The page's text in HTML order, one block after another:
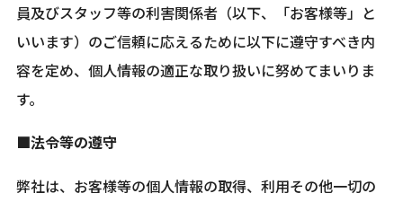
員及びスタッフ等の利害関係者（以下、「お客様等」と
いいます）のご信頼に応えるために以下に遵守すべき内
容を定め、個人情報の適正な取り扱いに努めてまいりま
す。
■法令等の遵守
弊社は、お客様等の個人情報の取得、利用その他一切の